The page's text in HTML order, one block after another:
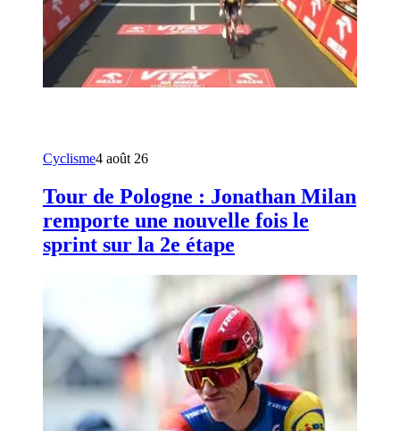
Cyclisme4 août 26
Tour de Pologne : Jonathan Milan
remporte une nouvelle fois le
sprint sur la 2e étape